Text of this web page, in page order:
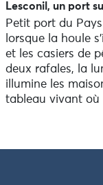
Lesconil, un port
Petit port du
lorsque la houle
et les casiers de
deux rafales, la
illumine les
tableau vivant où